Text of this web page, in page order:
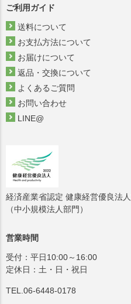
ご利用ガイド
送料について
お支払方法について
お届けについて
返品・交換について
よくあるご質問
お問い合わせ
LINE@
経済産業省認定 健康経営優良法
（中小規模法人部門）
営業時間
受付：平日10:00～16:00
定休日：土・日・祝日
TEL.06-6448-0178